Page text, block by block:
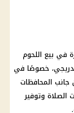
في بيع اللحوم
خصوصًا في
المحافظات
وتوفير